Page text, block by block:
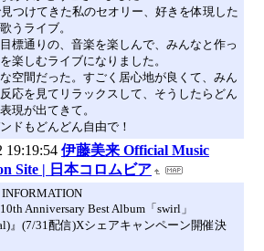
つけてきた私のセオリー、好きを体現した
うライブ。
標通りの、音楽を楽しんで、みんなと作っ
楽しむライブになりました。
空間だった。すごく居心地が良くて、みん
応を見てリラックスして、そうしたらどん
現が出てきて。
ドもどんどん自由で！
19:19:54 伊藤美来 Official Music
Site | 日本コロムビア
Anniversary Best Album「swirl」
』(7/31配信)Xシェアキャンペーン開催決